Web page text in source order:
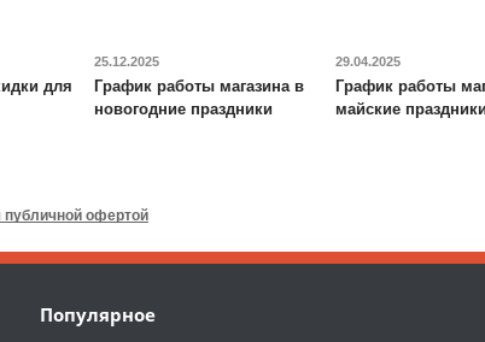
для
25.12.2025
График работы магазина в
новогодние праздники
29.04.2025
График работы
майские
публичной офертой
Популярное